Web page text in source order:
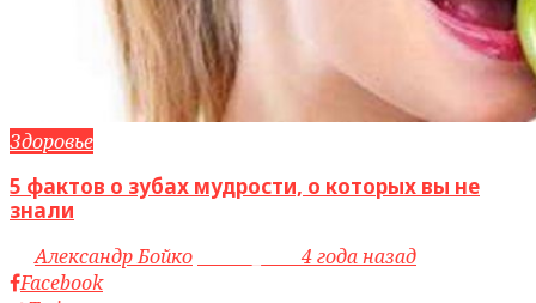
Здоровье
5 фактов о зубах мудрости, о которых вы не
знали
byАлександр Бойко
4 года назад
Facebook